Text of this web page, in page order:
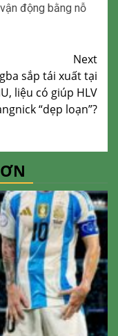
động bằng nỗ
Next
sắp tái xuất tại
liệu có giúp HLV
“dẹp loạn”?